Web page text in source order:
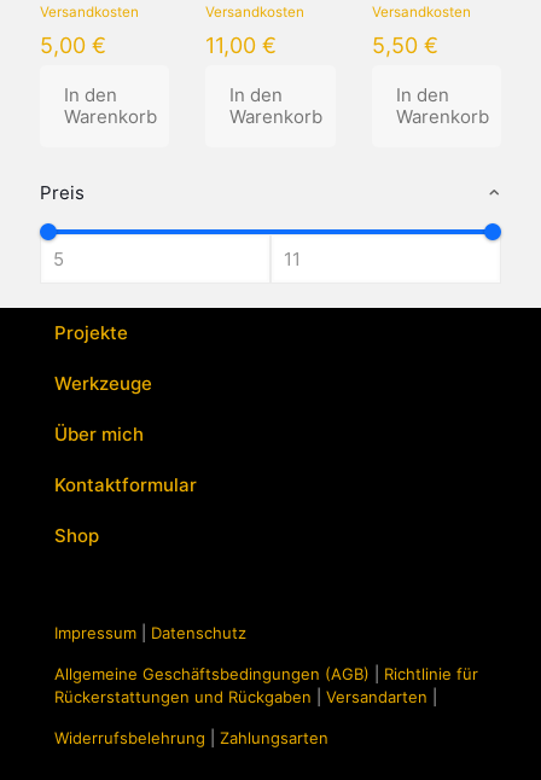
Preis
Versandkosten
5,00 €
In den
Warenkorb
Versandkosten
11,00€
In den
Warenkorb
Versandkosten
5,50 €
In den
Warenkorb
Projekte
Werkzeuge
Über mich
Kontaktformular
Shop
Impressum Datenschutz
Allgemeine Geschäftsbedingungen (AGB)
Richtlinie für
Rückerstattungen und Rückgaben
Versandarten
Widerrufsbelehrung Zahlungsarten